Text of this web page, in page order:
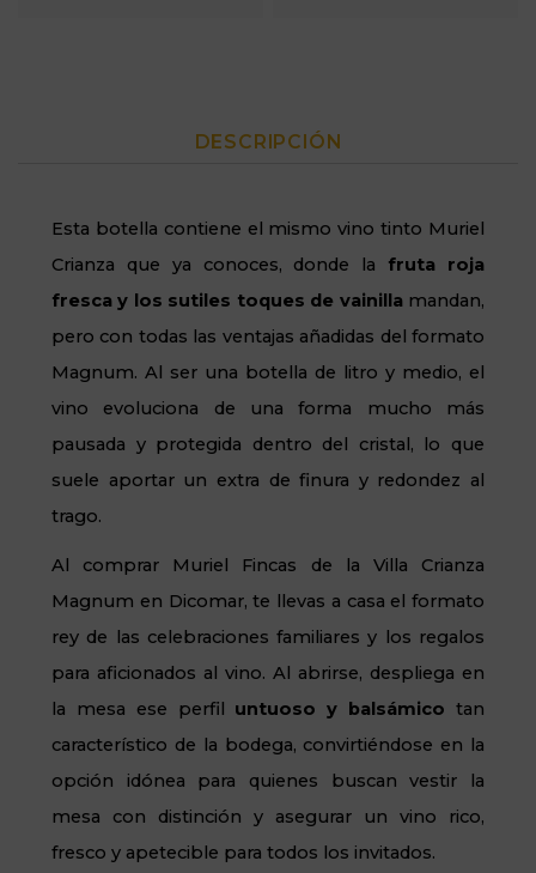
DESCRIPCIÓN
Esta botella contiene el mismo vino tinto Muriel
Crianza que ya conoces, donde la fruta roja
fresca y los sutiles toques de vainillamandan,
pero con todas las ventajas añadidas del formato
Magnum. Al ser una botella de litro y medio, el
vino evoluciona de una forma mucho más
pausada y protegida dentro del cristal, lo que
suele aportar un extra de finura y redondez al
trago.
Al comprar Muriel Fincas de la Villa Crianza
Magnum en Dicomar, te llevas a casa el formato
rey de las celebraciones familiares y los regalos
para aficionados al vino. Al abrirse, despliega en
la mesa ese perfil untuoso y balsámico tan
característico de la bodega, convirtiéndose en la
opción idónea para quienes buscan vestir la
mesa con distinción y asegurar un vino rico,
fresco y apetecible para todos los invitados.